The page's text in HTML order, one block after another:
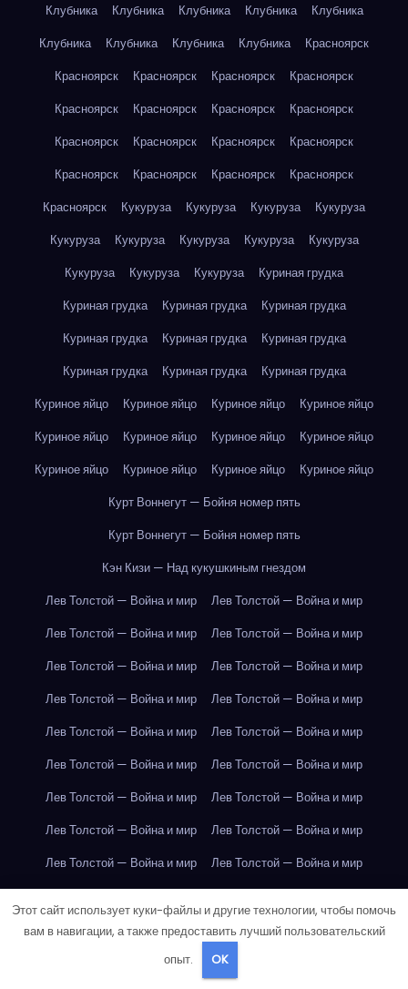
Клубника
Клубника Клубника Клубника
Клубника
Клубника
Клубника Клубника Клубника
Красноярск
Красноярск
Красноярск Красноярск
Красноярск
Красноярск
Красноярск Красноярск
Красноярск
Красноярск
Красноярск Красноярск
Красноярск
Красноярск
Красноярск Красноярск
Красноярск
Красноярск
Кукуруза Кукуруза Кукуруза
Кукуруза
Кукуруза
Кукуруза Кукуруза Кукуруза
Кукуруза
Кукуруза
Кукуруза Кукуруза
Куриная грудка
Куриная грудка
Куриная грудка
Куриная грудка
Куриная грудка
Куриная грудка
Куриная грудка
Куриная грудка
Куриная грудка
Куриная грудка
Куриное яйцо
Куриное яйцо Куриное яйцо
Куриное яйцо
Куриное яйцо
Куриное яйцо Куриное яйцо
Куриное яйцо
Куриное яйцо
Куриное яйцо Куриное яйцо
Куриное яйцо
Курт Воннегут — Бойня номер пять
Курт Воннегут — Бойня номер пять
Кэн Кизи — Над кукушкиным гнездом
Лев Толстой — Война и мир
Лев Толстой — Война и мир
Лев Толстой — Война и мир
Лев Толстой — Война и мир
Лев Толстой — Война и мир
Лев Толстой — Война и мир
Лев Толстой — Война и мир
Лев Толстой — Война и мир
Лев Толстой — Война и мир
Лев Толстой — Война и мир
Лев Толстой — Война и мир
Лев Толстой — Война и мир
Лев Толстой — Война и мир
Лев Толстой — Война и мир
Лев Толстой — Война и мир
Лев Толстой — Война и мир
Лев Толстой — Война и мир
Лев Толстой — Война и мир
Лондон
Лондон Лондон Лондон Лондон
Лондон
Лондон Лондон
Этот сайт использует куки-файлы и другие технологии, чтобы помочь
вам в навигации, а также предоставить лучший пользовательский
опыт.
OK